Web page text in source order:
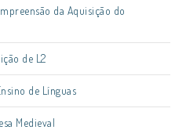
da Aquisição do
de L2
de Línguas
Medieval